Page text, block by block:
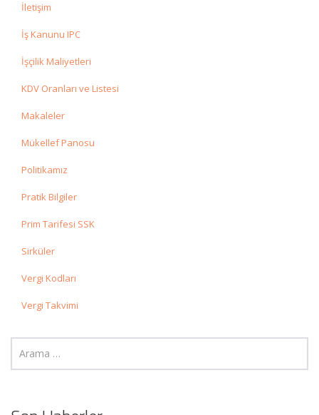
İletişim
İş Kanunu IPC
İşçilik Maliyetleri
KDV Oranları ve Listesi
Makaleler
Mükellef Panosu
Politikamız
Pratik Bilgiler
Prim Tarifesi SSK
Sirküler
Vergi Kodları
Vergi Takvimi